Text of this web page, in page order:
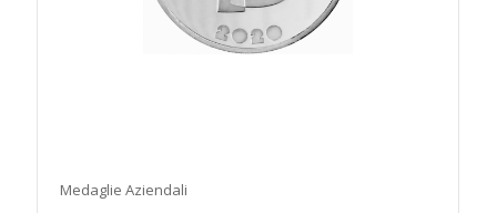
Medaglie Aziendali